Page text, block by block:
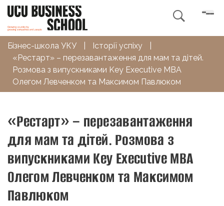

Бізнес-школа УКУ Історії успіху
«Рестарт» – перезавантаження для мам та дітей.
Розмова з випускниками Key Executive MBA
Олегом Левченком та Максимом Павлюком
«Рестарт» – перезавантаження
для мам та дітей. Розмова з
випускниками Key Executive MBA
Олегом Левченком та Максимом
Павлюком